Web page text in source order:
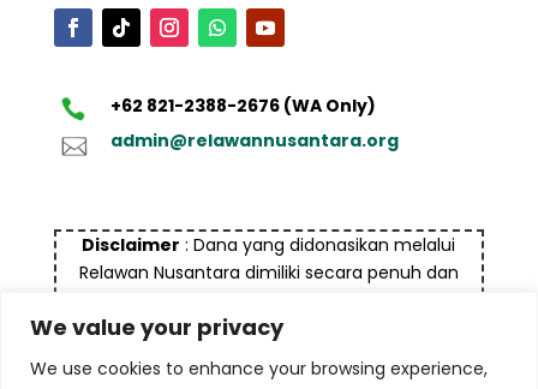
We value your privacy
We use cookies to enhance your browsing experience,
+62 821-2388-2676 (WA Only)
admin@relawannusantara.org
Disclaimer : Dana yang didonasikan melalui
Relawan Nusantara dimiliki secara penuh dan
bukan untuk tujuan pencucian uang (money
laundry), termasuk terorisme maupun tindak
kejahatan lainnya